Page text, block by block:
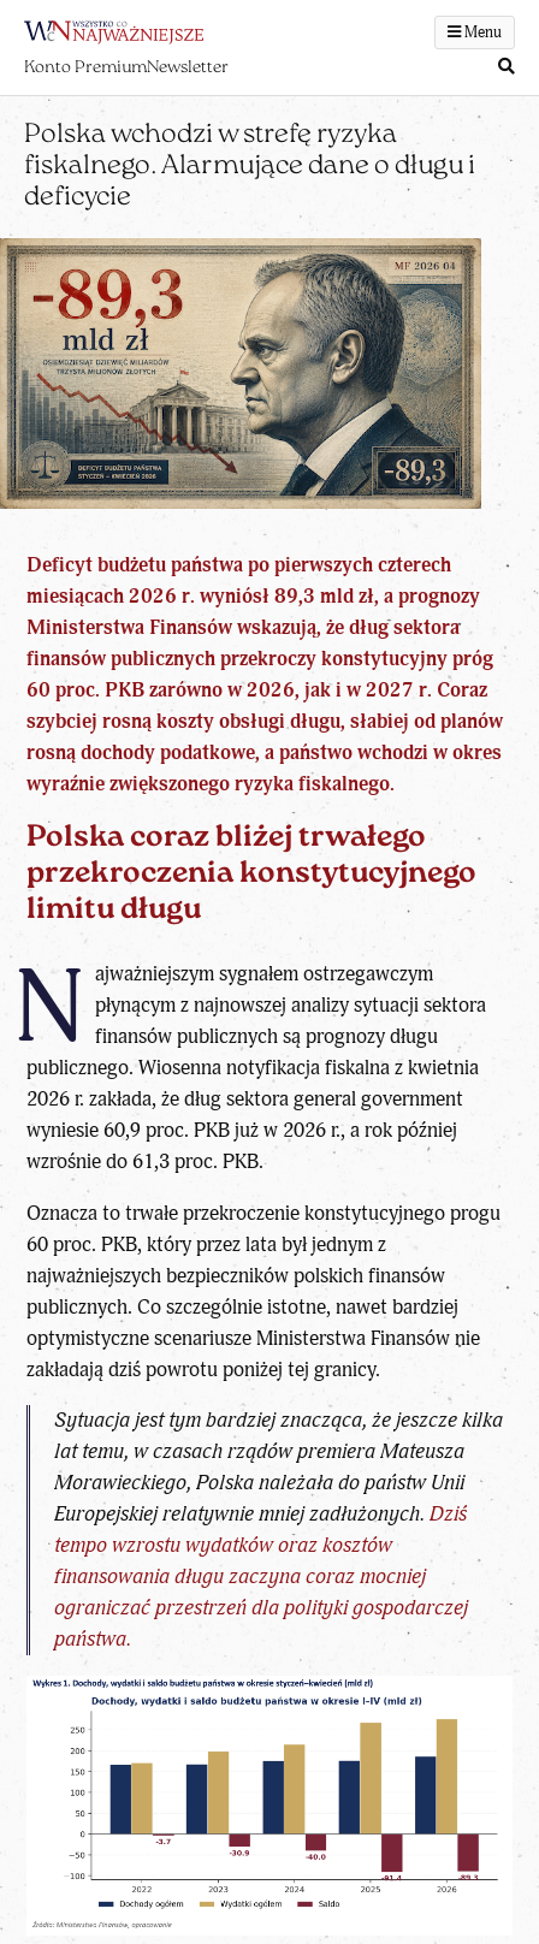
Menu
Konto PremiumNewsletter
Polska wchodzi w strefę ryzyka
fiskalnego. Alarmujące dane o długu i
deficycie
Deficyt budżetu państwa po pierwszych czterech
miesiącach 2026 r. wyniósł 89,3 mld zł, a prognozy
Ministerstwa Finansów wskazują, że dług sektora
finansów publicznych przekroczy konstytucyjny próg
60 proc. PKB zarówno w 2026, jak i w 2027 r. Coraz
szybciej rosną koszty obsługi długu, słabiej od planów
rosną dochody podatkowe, a państwo wchodzi w okres
wyraźnie zwiększonego ryzyka fiskalnego.
Polska coraz bliżej trwałego
przekroczenia konstytucyjnego
limitu długu
N ajważniejszym sygnałem ostrzegawczym
płynącym z najnowszej analizy sytuacji sektora
finansów publicznych są prognozy długu
publicznego. Wiosenna notyfikacja fiskalna z kwietnia
2026 r. zakłada, że dług sektora general government
wyniesie 60,9 proc. PKB już w 2026 r., a rok później
wzrośnie do 61,3 proc. PKB.
Oznacza to trwałe przekroczenie konstytucyjnego progu
60 proc. PKB, który przez lata był jednym z
najważniejszych bezpieczników polskich finansów
publicznych. Co szczególnie istotne, nawet bardziej
optymistyczne scenariusze Ministerstwa Finansów nie
zakładają dziś powrotu poniżej tej granicy.
Sytuacja jest tym bardziej znacząca, że jeszcze kilka
lat temu, w czasachrządów premiera Mateusza
Morawieckiego, Polska należała do państw Unii
Europejskiej relatywnie mniej zadłużonych.Dziś
tempo wzrostu wydatków oraz kosztów
finansowania długu zaczyna coraz mocniej
ograniczać przestrzeń dla polityki gospodarczej
państwa.